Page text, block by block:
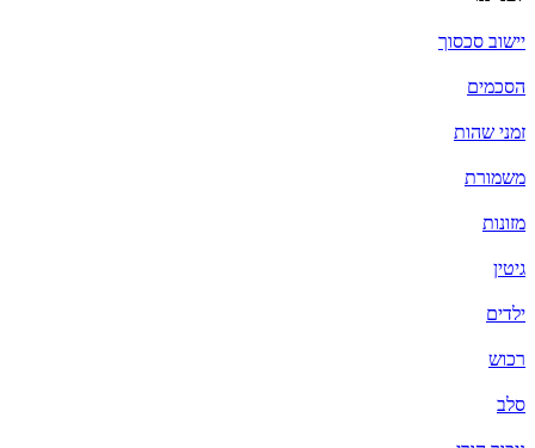
יישוב סכסוך
הסכמים
זמני שהות
משמורת
מזונות
גיטין
ילדים
רכוש
סלב